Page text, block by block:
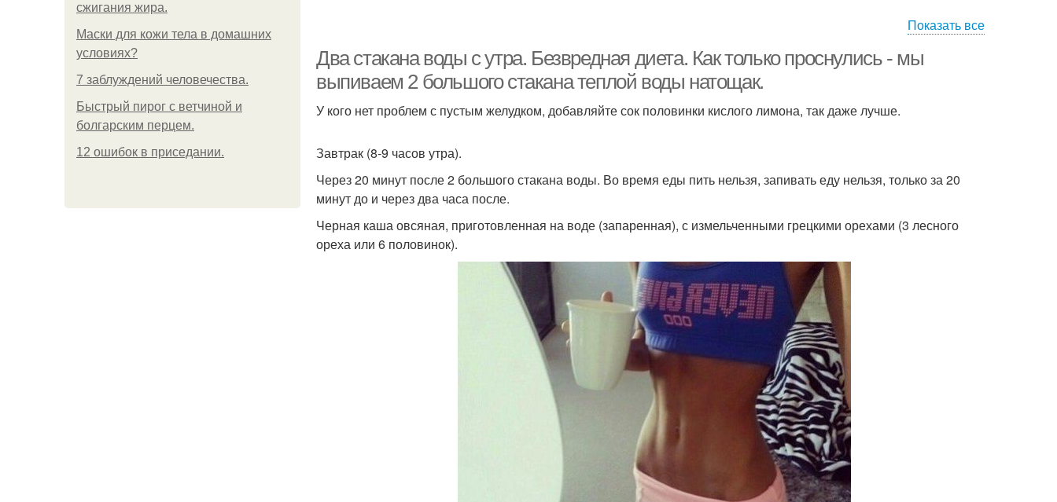
сжигания жира.
Маски для кожи тела в домашних
условиях?
7 заблуждений человечества.
Быстрый пирог с ветчиной и
болгарским перцем.
12 ошибок в приседании.
системы
Показать все
Два стакана воды с утра. Безвредная диета. Как только проснулись - мы
выпиваем 2 большого стакана теплой воды натощак.
У кого нет проблем с пустым желудком, добавляйте сок половинки кислого лимона, так даже лучше.
Завтрак (8-9 часов утра).
Через 20 минут после 2 большого стакана воды. Во время еды пить нельзя, запивать еду нельзя, только за 20
минут до и через два часа после.
Черная каша овсяная, приготовленная на воде (запаренная), с измельченными грецкими орехами (3 лесного
ореха или 6 половинок).